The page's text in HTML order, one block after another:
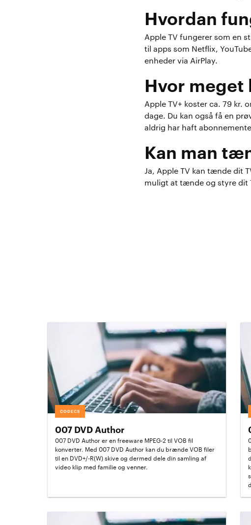
Hvordan
Apple TV fungerer som en
til apps som Netflix,
enheder via AirPlay.
Hvor meget
Apple TV+ koster ca. 79 kr.
dage. Du kan også få en
aldrig har haft
Kan man
Ja, Apple TV kan tænde dit
muligt at tænde og styre dit
CODECS
007 DVD Author
007 DVD Author er en freeware MPEG-2 til VOB fil
konverter. Med 007 DVD Author kan du brænde VOB filer
til en DVD+/-R(W) skive og dermed dele din samling af
video klip med familie og venner.